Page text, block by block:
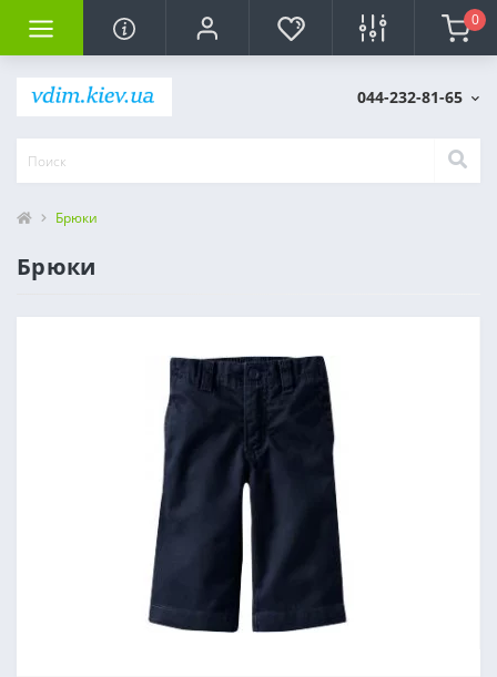
0
044-232-81-65
Брюки
Брюки